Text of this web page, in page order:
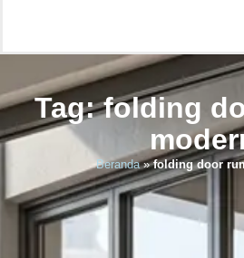
Tag: folding
Beranda»folding door